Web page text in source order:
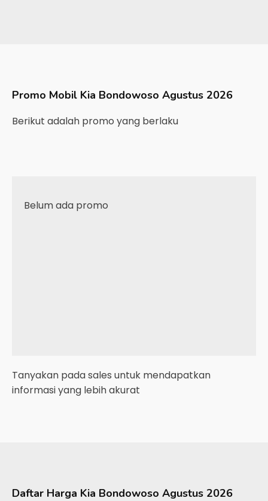
Promo Mobil Kia Bondowoso Agustus 2026
Berikut adalah promo yang berlaku
Belum ada promo
Tanyakan pada sales untuk mendapatkan
informasi yang lebih akurat
Daftar Harga Kia Bondowoso Agustus 2026